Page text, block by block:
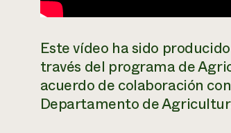
Este vídeo ha sido
través del programa de
acuerdo de colaboración
Departamento de